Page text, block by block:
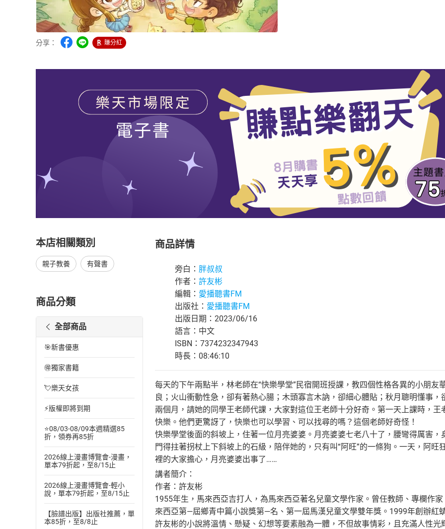
分享： 賺分紅
本店相關類別
親子教養 有聲書
商品分類
全部商品
🎯新書優惠
🉐獨家書籍
💘樂天女孩
⚡版權即將到期
⭐08/03-08/09本週精選85
折，領券再85折
2026線上漫畫博覽會-漫畫，
單本79折起，至8/15止
2026線上漫畫博覽會-輕小
說，單本79折起，至8/15止
【臉譜出版】出版社推薦，單
本85折，至8/8止
商品詳情
旁白： 胖叔叔
作者： 許友彬
編輯： 愛播聽書FM
出版社： 愛播聽書FM
出版日期：2023/06/16
語言：中文
ISBN：7374232347943
時長：08:46:10
每天的下午兩點半，林老師在“快樂學堂”民宿開班授課，教四個性格各異的小朋
良；火山衝動性急，卻有著熱心腸；木頭寡言木訥，卻細心體貼；秋月聰明懂事
兩個月，請她的同學王老師代課，大家對這位王老師十分好奇。第一天上課時，
快樂。他們更驚訝了，快樂也可以學習、可以找尋的嗎？這個老師好奇怪！
快樂學堂後面的斜坡上，住著一位月亮婆婆。月亮婆婆七老八十了，腰彎得厲害
門得拄著拐杖上下斜坡上的石級，陪伴她的，只有叫“阿旺”的一條狗。一天，阿
裡的大家擔心，月亮婆婆出事了……
講者簡介：
作者：許友彬
1955年生，馬來西亞吉打人，為馬來西亞著名兒童文學作家。曾任教師、專欄作
來西亞第—屆鄉青中篇小說獎第—名、第一屆馬漢兒童文學雙年獎。1999年創辦紅
許友彬的小說將溫情、懸疑、幻想等要素融為一體，不但故事情彩，且充滿人性